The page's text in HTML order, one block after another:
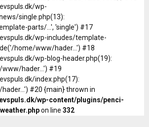
wp-
single.php(13):
parts/...', 'single') #17
wp-includes/template-
home/www/hader...') #18
wp-blog-header.php(19):
hader...') #19
index.php(17):
#20 {main} thrown in
wp-content/plugins/penci-
on line 332